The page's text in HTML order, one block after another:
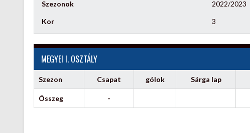
Szezonok 2022/2023
Kor 3
MEGYEI I. OSZTÁLY
Szezon Csapat gólok Sárga lap
Összeg -